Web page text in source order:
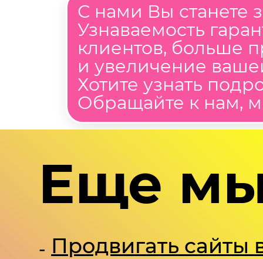
С нами Вы станете
Узнаваемость
клиентов, больше
и увеличение
Хотите узнать
Обращайте к нам,
Еще
Продвигать сайты